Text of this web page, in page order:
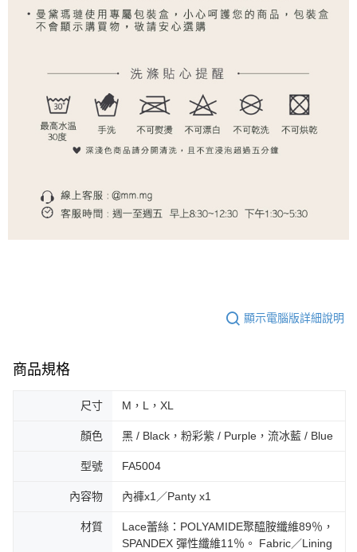
顯示電腦版詳細說明
商品規格
尺寸 M，L，XL
顏色 黑 / Black，粉彩紫 / Purple，流冰藍 / Blue
型號 FA5004
內容物 內褲x1／Panty x1
材質
Lace蕾絲：POLYAMIDE聚醯胺纖維89％，
SPANDEX 彈性纖維11％。 Fabric／Lining